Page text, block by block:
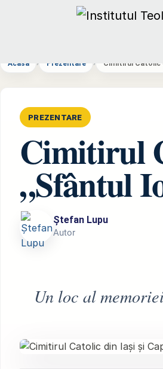
Acasă › Prezentare › Cimitirul Catolic
PREZENTARE
Cimitirul
„Sfântul
Ștefan Lupu
Autor
Un loc al